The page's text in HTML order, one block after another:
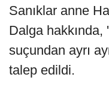
Sanıklar anne
Dalga
suçundan ayrı
talep edildi.